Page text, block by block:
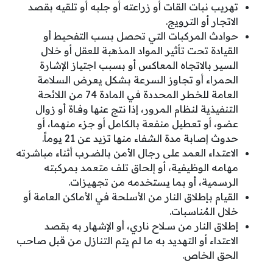
تهريب نبات القات أو زراعته أو جلبه أو تلقيه بقصد
الاتجار أو الترويج.
حوادث المركبات التي تحصل بسب التفحيط أو
القيادة تحت تأثير المواد المذهبة للعقل أو خلال
السير بالاتجاه المعاكس أو بسبب اجتياز الإشارة
الحمراء أو تجاوز السرعة بشكل يعرض السلامة
العامة للخطر المحددة في المادة 74 من اللائحة
التنفيذية لنظام المرور، إذا نتج عنها وفـاة أو زوال
عضو، أو تعطيل منفعة بالكامل أو جزء منهما، أو
حدوث إصابة مدة الشفاء منها تزيد عن 21 يوماً.
الاعتـداء العمد على رجال الأمن بالضـرب أثناء مباشرته
مهامه الوظيفية، أو إلحاق تلف متعمد بمركبته
الرسمية، أو بما يستخدمه من تجهيزات.
القيام بإطلاق النار من الأسلحة في الأماكن العامة أو
خلال المُناسبات.
إطلاق النار من سـلاح ناري، أو الإشهار به بقصد
الاعتداء أو التهديد به ما لم يتم التنازل من قبل صاحب
الحق الخاص.